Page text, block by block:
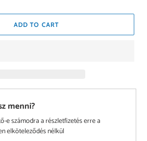
ADD TO CART
menni?
e számodra a részletfizetés erre a
elköteleződés nélkül